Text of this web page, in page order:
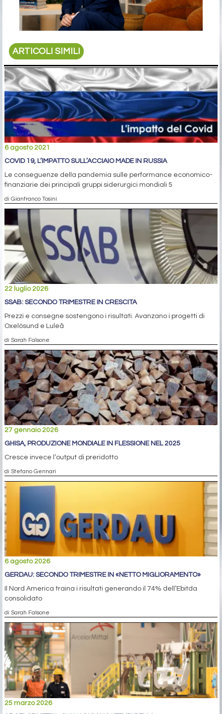
ARTICOLI SIMILI
6 agosto 2021
COVID 19, L’IMPATTO SULL’ACCIAIO MADE IN RUSSIA
Le conseguenze della pandemia sulle performance economico-
finanziarie dei principali gruppi siderurgici mondiali 5
di Gianfranco Tosini
22 luglio 2026
SSAB: SECONDO TRIMESTRE IN CRESCITA
Prezzi e consegne sostengono i risultati. Avanzano i progetti di
Oxelösund e Luleå
di Sarah Falsone
27 gennaio 2026
GHISA, PRODUZIONE MONDIALE IN FLESSIONE NEL 2025
Cresce invece l’output di preridotto
di Stefano Gennari
6 agosto 2026
GERDAU: SECONDO TRIMESTRE IN «NETTO MIGLIORAMENTO»
Il Nord America traina i risultati generando il 74% dell’Ebitda
consolidato
di Sarah Falsone
25 marzo 2026